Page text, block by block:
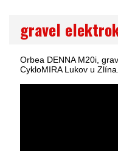
gravel
Orbea DENNA M20i,
CykloMIRA Lukov u Zlína.